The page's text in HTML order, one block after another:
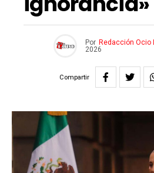
Por Redacción Ocio
2026
Compartir